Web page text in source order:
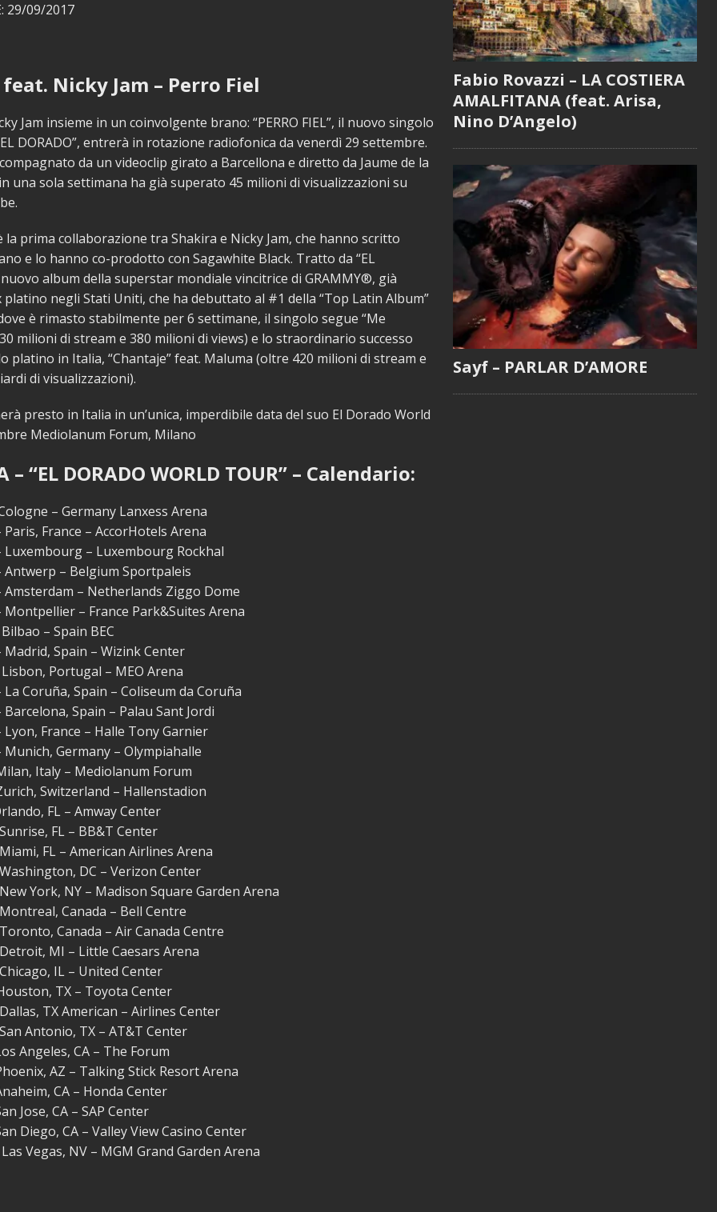
29/09/2017
Nicky Jam – Perro Fiel
Jam insieme in un coinvolgente brano: “PERRO FIEL”, il nuovo singolo
DORADO”, entrerà in rotazione radiofonica da venerdì 29 settembre.
da un videoclip girato a Barcellona e diretto da Jaume de la
una sola settimana ha già superato 45 milioni di visualizzazioni su
la prima collaborazione tra Shakira e Nicky Jam, che hanno scritto
e lo hanno co-prodotto con Sagawhite Black. Tratto da “EL
nuovo album della superstar mondiale vincitrice di GRAMMY®, già
platino negli Stati Uniti, che ha debuttato al #1 della “Top Latin Album”
è rimasto stabilmente per 6 settimane, il singolo segue “Me
milioni di stream e 380 milioni di views) e lo straordinario successo
platino in Italia, “Chantaje” feat. Maluma (oltre 420 milioni di stream e
di visualizzazioni).
presto in Italia in un’unica, imperdibile data del suo El Dorado World
Mediolanum Forum, Milano
– “EL DORADO WORLD TOUR” – Calendario:
– Germany Lanxess Arena
Paris, France – AccorHotels Arena
Luxembourg – Luxembourg Rockhal
Antwerp – Belgium Sportpaleis
Amsterdam – Netherlands Ziggo Dome
Montpellier – France Park&Suites Arena
– Spain BEC
Madrid, Spain – Wizink Center
Portugal – MEO Arena
La Coruña, Spain – Coliseum da Coruña
Barcelona, Spain – Palau Sant Jordi
Lyon, France – Halle Tony Garnier
Munich, Germany – Olympiahalle
Italy – Mediolanum Forum
Switzerland – Hallenstadion
FL – Amway Center
FL – BB&T Center
FL – American Airlines Arena
Washington, DC – Verizon Center
York, NY – Madison Square Garden Arena
Montreal, Canada – Bell Centre
Toronto, Canada – Air Canada Centre
Detroit, MI – Little Caesars Arena
IL – United Center
TX – Toyota Center
TX American – Airlines Center
Antonio, TX – AT&T Center
Angeles, CA – The Forum
AZ – Talking Stick Resort Arena
CA – Honda Center
Jose, CA – SAP Center
Diego, CA – Valley View Casino Center
Las Vegas, NV – MGM Grand Garden Arena
Fabio Rovazzi – LA COSTIERA
AMALFITANA (feat. Arisa,
Nino D’Angelo)
Sayf – PARLAR D’AMORE